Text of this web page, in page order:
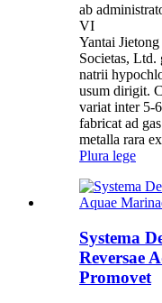
ab
VI
Yantai
Societas, Ltd.
natrii
usum dirigit.
variat inter 5-
fabricat ad
metalla rara
Plura lege
Systema
Reversae
Promovet